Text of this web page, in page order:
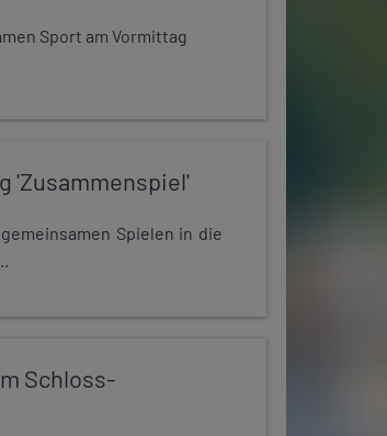
Sport am Vormittag
'Zusammenspiel'
Spielen in die
Schloss-